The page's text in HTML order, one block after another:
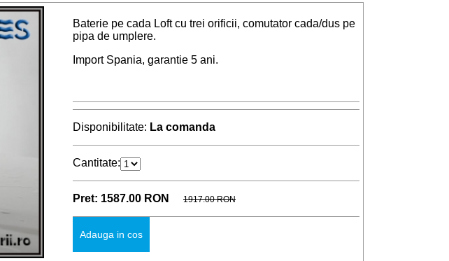
Baterie pe cada Loft cu trei orificii, comutator cada/dus pe
pipa de umplere.
Import Spania, garantie 5 ani.
Disponibilitate: La comanda
Cantitate:
Pret: 1587.00 RON 1917.00 RON
Adauga in cos